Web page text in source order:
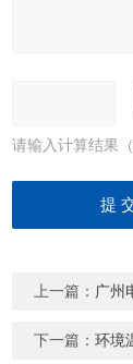
请输入计算结果
上一篇： 广州
下一篇：环境